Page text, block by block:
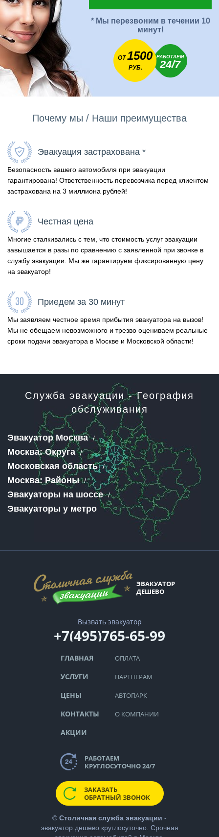
* Мы перезвоним в течении 10
минут!
ОТ1500
РУБ.
РАБОТАЕМ
24/7
Почему мы / Наши преимущества
Эвакуация застрахована *
Безопасность вашего автомобиля при эвакуации
гарантирована! Ответственность перевозчика перед клиентом
застрахована на 3 миллиона рублей!
Честная цена
Многие сталкивались с тем, что стоимость услуг эвакуации
завышается в разы по сравнению с заявленной при звонке в
службу эвакуации. Мы же гарантируем фиксированную цену
на эвакуатор!
Приедем за 30 минут
Мы заявляем честное время прибытия эвакуатора на вызов!
Мы не обещаем невозможного и трезво оцениваем реальные
сроки подачи эвакуатора в Москве и Московской области!
Служба эвакуации - География
обслуживания
Эвакуатор Москва
Москва: Округа
Московская область
Москва: Районы
Эвакуаторы на шоссе
Эвакуаторы у метро
ЭВАКУАТОР
ДЕШЕВО
Вызвать эвакуатор
+7(495)765-65-99
ГЛАВНАЯ
УСЛУГИ
ЦЕНЫ
КОНТАКТЫ
АКЦИИ
ОПЛАТА
ПАРТНЕРАМ
АВТОПАРК
О КОМПАНИИ
РАБОТАЕМ
КРУГЛОСУТОЧНО 24/7
ЗАКАЗАТЬ
ОБРАТНЫЙ ЗВОНОК
© Столичная служба эвакуации -
эвакуатор дешевокруглосуточно. Срочная